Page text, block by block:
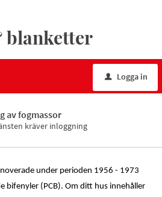
blanketter
u Logga in
av fogmassor
kräver inloggning
under perioden 1956 - 1973
bifenyler (PCB). Om ditt hus innehåller